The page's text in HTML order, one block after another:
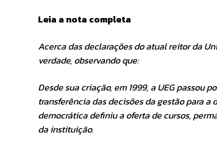
Leia a nota completa
Acerca das declarações do atual reitor da
verdade, observando que:
Desde sua criação, em 1999, a UEG passou
transferência das decisões da gestão para
democrática definiu a oferta de cursos,
da instituição.